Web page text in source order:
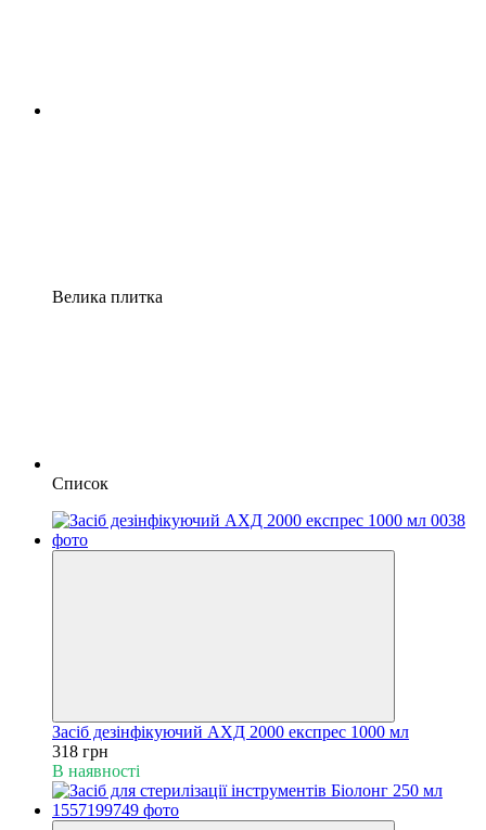
Велика плитка
Список
Засіб дезінфікуючий АХД 2000 експрес 1000 мл
318 грн
В наявності